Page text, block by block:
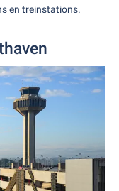
en treinstations.